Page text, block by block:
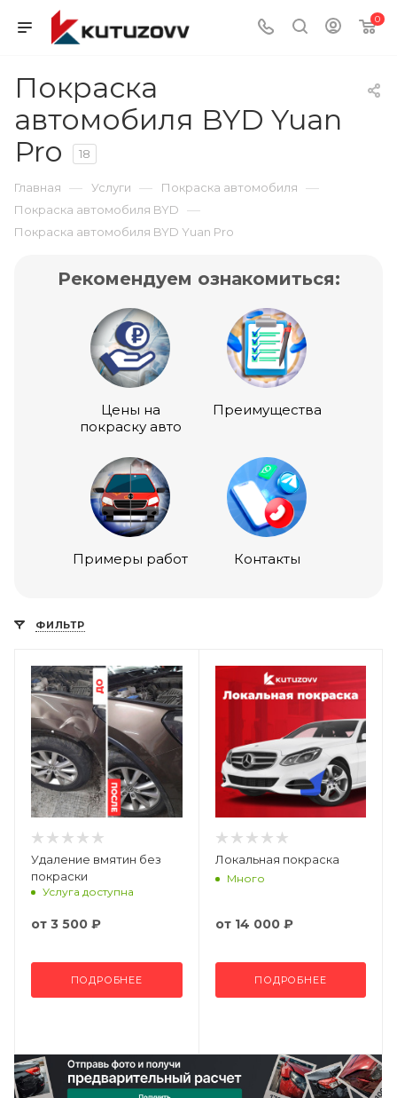
0
Покраска
автомобиля BYD Yuan
Pro
18
Главная — Услуги — Покраска автомобиля —
Покраска автомобиля BYD —
Покраска автомобиля BYD Yuan Pro
Рекомендуем ознакомиться:
Цены на
покраску авто
Преимущества
Примеры работ Контакты
ФИЛЬТР
Удаление вмятин без
покраски
Услуга доступна
от 3 500 ₽
ПОДРОБНЕЕ
Локальная покраска
Много
от 14 000 ₽
ПОДРОБНЕЕ